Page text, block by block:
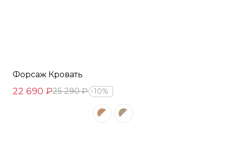
Форсаж Кровать
22 690 ₽25 290 ₽ 10%